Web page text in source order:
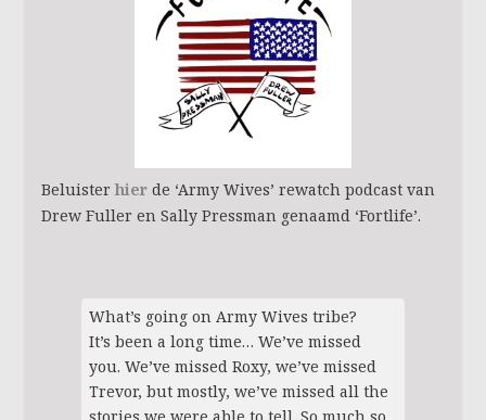
Beluister hierde ‘Army Wives’ rewatch podcast van
Drew Fuller en Sally Pressman genaamd ‘Fortlife’.
What’s going on Army Wives tribe?
It’s been a long time… We’ve missed
you. We’ve missed Roxy, we’ve missed
Trevor, but mostly, we’ve missed all the